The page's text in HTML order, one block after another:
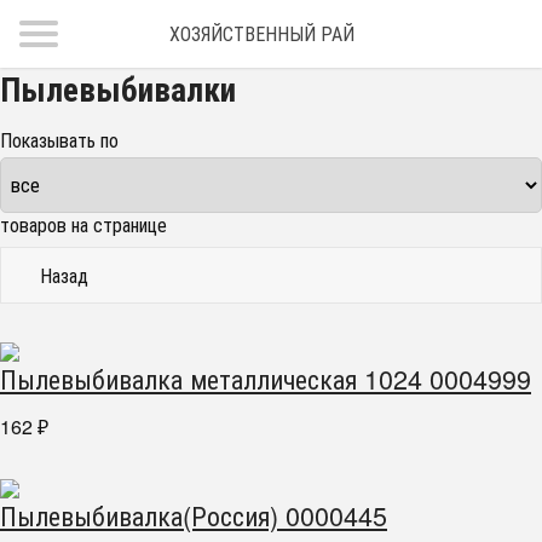
ХОЗЯЙСТВЕННЫЙ РАЙ
Пылевыбивалки
Показывать по
товаров на странице
Назад
Пылевыбивалка металлическая 1024 0004999
162 ₽
Пылевыбивалка(Россия) 0000445